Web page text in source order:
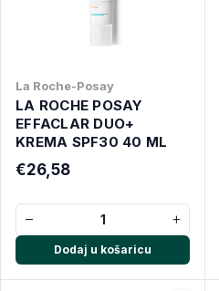
La Roche-Posay
LA ROCHE POSAY
EFFACLAR DUO+
KREMA SPF30 40 ML
€26,58
− +
Dodaj u košaricu